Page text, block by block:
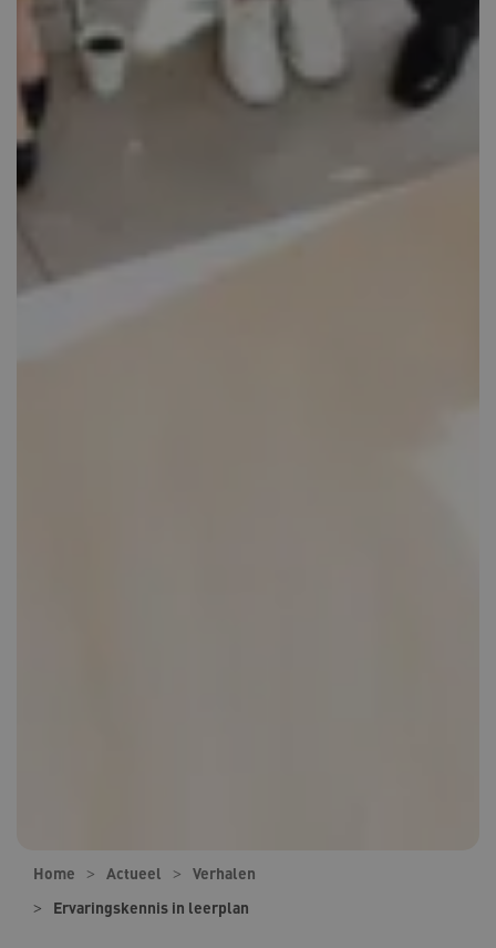
Home Actueel
Verhalen
Ervaringskennis in leerplan